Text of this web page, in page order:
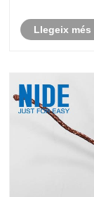
Llegeix més